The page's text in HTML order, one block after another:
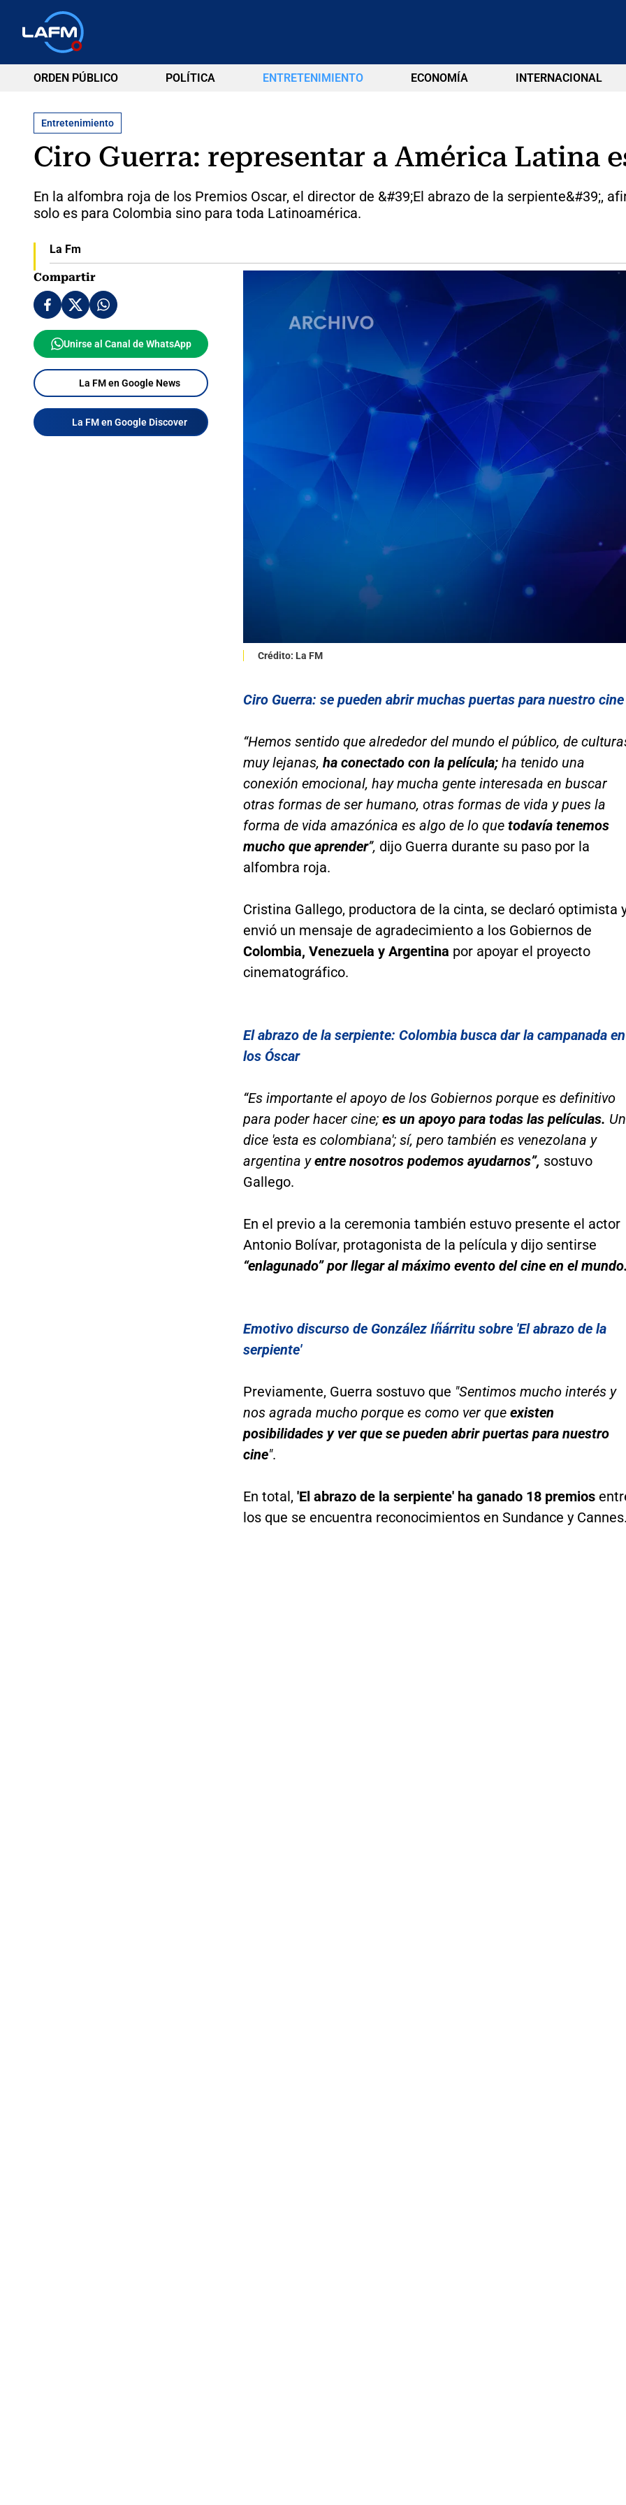
ORDEN PÚBLICO POLÍTICA ENTRETENIMIENTO ECONOMÍA INTERNACIONAL
Entretenimiento
Ciro Guerra: representar a América Latina
En la alfombra roja de los Premios Oscar, el director de &#39;El abrazo de la serpiente&#39;,
solo es para Colombia sino para toda Latinoamérica.
La Fm
Compartir
Unirse al Canal de WhatsApp
La FM en Google News
La FM en Google Discover
Crédito: La FM
Ciro Guerra: se pueden abrir muchas puertas para nuestro cine
“Hemos sentido que alrededor del mundo el público, de
muy lejanas, ha conectado con la película;ha tenido una
conexión emocional, hay mucha gente interesada en buscar
otras formas de ser humano, otras formas de vida y pues la
forma de vida amazónica es algo de lo quetodavía tenemos
mucho que aprender”, dijo Guerra durante su paso por la
alfombra roja.
Cristina Gallego, productora de la cinta, se declaró optimista
envió un mensaje de agradecimiento a los Gobiernos de
Colombia, Venezuela y Argentina por apoyar el proyecto
cinematográfico.
El abrazo de la serpiente: Colombia busca dar la campanada en
los Óscar
“Es importante el apoyo de los Gobiernos porque es definitivo
para poder hacer cine; es un apoyo para todas las películas.
dice 'esta es colombiana'; sí, pero también es venezolana y
argentina yentre nosotros podemos ayudarnos”, sostuvo
Gallego.
En el previo a la ceremonia también estuvo presente el actor
Antonio Bolívar, protagonista de la película y dijo sentirse
“enlagunado” por llegar al máximo evento del cine en el
Emotivo discurso de González Iñárritu sobre 'El abrazo de la
serpiente'
Previamente, Guerra sostuvo que "Sentimos mucho interés y
nos agrada mucho porque es como ver queexisten
posibilidades y ver que se pueden abrir puertas para nuestro
cine".
En total, 'El abrazo de la serpiente' ha ganado 18 premios
los que se encuentra reconocimientos en Sundance y